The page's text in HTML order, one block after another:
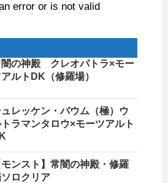
error or is not valid
闇の神殿 クレオパトラ×モー
ルトDK（修羅場）
ュレッケン・バウム（極）ウ
ラマンタロウ×モーツアルト
モンスト】常闇の神殿・修羅
ロクリア